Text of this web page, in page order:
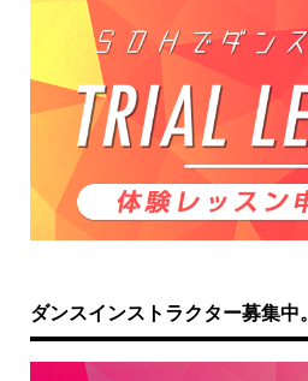
ダンスインストラクター募集中。